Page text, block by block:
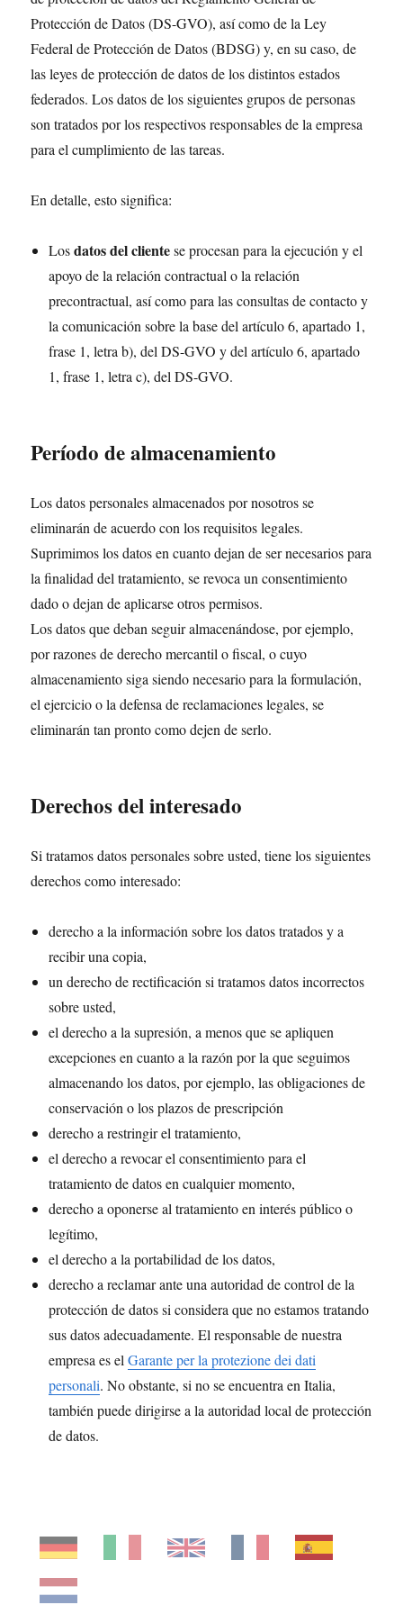
Protección de Datos (DS-GVO), así como de la Ley
Federal de Protección de Datos (BDSG) y, en su caso, de
las leyes de protección de datos de los distintos estados
federados. Los datos de los siguientes grupos de personas
son tratados por los respectivos responsables de la empresa
para el cumplimiento de las tareas.
En detalle, esto significa:
Losdatos del clientese procesan para la ejecución y el
apoyo de la relación contractual o la relación
precontractual, así como para las consultas de contacto y
la comunicación sobre la base del artículo 6, apartado 1,
frase 1, letra b), del DS-GVO y del artículo 6, apartado
1, frase 1, letra c), del DS-GVO.
Período de almacenamiento
Los datos personales almacenados por nosotros se
eliminarán de acuerdo con los requisitos legales.
Suprimimos los datos en cuanto dejan de ser necesarios para
la finalidad del tratamiento, se revoca un consentimiento
dado o dejan de aplicarse otros permisos.
Los datos que deban seguir almacenándose, por ejemplo,
por razones de derecho mercantil o fiscal, o cuyo
almacenamiento siga siendo necesario para la formulación,
el ejercicio o la defensa de reclamaciones legales, se
eliminarán tan pronto como dejen de serlo.
Derechos del interesado
Si tratamos datos personales sobre usted, tiene los siguientes
derechos como interesado:
derecho a la información sobre los datos tratados y a
recibir una copia,
un derecho de rectificación si tratamos datos incorrectos
sobre usted,
el derecho a la supresión, a menos que se apliquen
excepciones en cuanto a la razón por la que seguimos
almacenando los datos, por ejemplo, las obligaciones de
conservación o los plazos de prescripción
derecho a restringir el tratamiento,
el derecho a revocar el consentimiento para el
tratamiento de datos en cualquier momento,
derecho a oponerse al tratamiento en interés público o
legítimo,
el derecho a la portabilidad de los datos,
derecho a reclamar ante una autoridad de control de la
protección de datos si considera que no estamos tratando
sus datos adecuadamente. El responsable de nuestra
empresa es elGarante per la protezione dei dati
personali. No obstante, si no se encuentra en Italia,
también puede dirigirse a la autoridad local de protección
de datos.